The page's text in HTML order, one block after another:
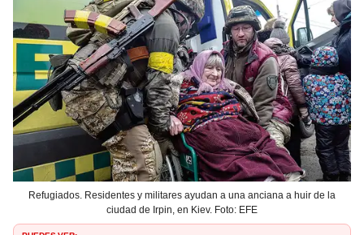
Refugiados. Residentes y militares ayudan a una anciana a huir de la
ciudad de Irpin, en Kiev. Foto: EFE